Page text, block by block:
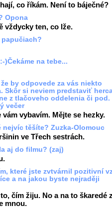
co říkám. Není to báječné?
Opona
vždycky ten, co lže.
papučiach?
na tebe...
by odpovede za vás niekto
Skôr si neviem predstaviť
z tlačoveho oddelenia či pod.
večer
vybavím. Mějte se hezky.
nejvíc těšíte? Zuzka-Olomouc
ve Třech sestrách.
aj do filmu? (zaj)
které jste zvtvárnil pozitivní
a na jakou byste nejraději
čím žiju. No a na to škaredé
mnou.